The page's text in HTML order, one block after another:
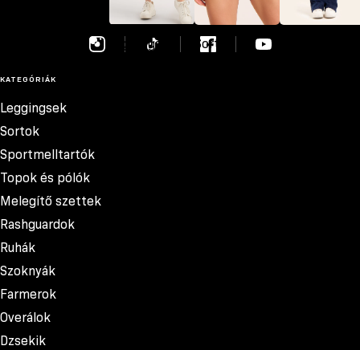
Leggingsek Sortok
KATEGÓRIÁK
Leggingsek
Sortok
Sportmelltartók
Topok és pólók
Melegítő szettek
Rashguardok
Ruhák
Szoknyák
Farmerok
Overálok
Dzsekik